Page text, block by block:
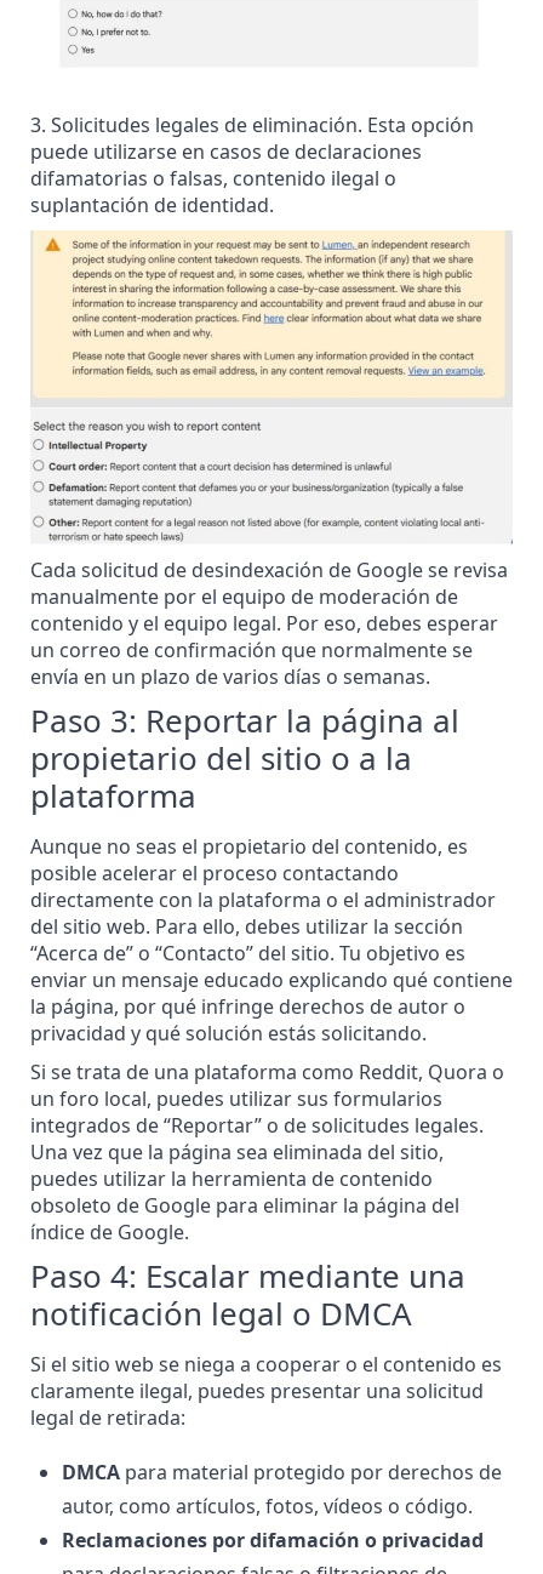
3. Solicitudes legales de eliminación. Esta opción
puede utilizarse en casos de declaraciones
difamatorias o falsas, contenido ilegal o
suplantación de identidad.
Cada solicitud de desindexación de Google se revisa
manualmente por el equipo de moderación de
contenido y el equipo legal. Por eso, debes esperar
un correo de confirmación que normalmente se
envía en un plazo de varios días o semanas.
Paso 3: Reportar la página al
propietario del sitio o a la
plataforma
Aunque no seas el propietario del contenido, es
posible acelerar el proceso contactando
directamente con la plataforma o el administrador
del sitio web. Para ello, debes utilizar la sección
“Acerca de” o “Contacto” del sitio. Tu objetivo es
enviar un mensaje educado explicando qué contiene
la página, por qué infringe derechos de autor o
privacidad y qué solución estás solicitando.
Si se trata de una plataforma como Reddit, Quora o
un foro local, puedes utilizar sus formularios
integrados de “Reportar” o de solicitudes legales.
Una vez que la página sea eliminada del sitio,
puedes utilizar la herramienta de contenido
obsoleto de Google para eliminar la página del
índice de Google.
Paso 4: Escalar mediante una
notificación legal o DMCA
Si el sitio web se niega a cooperar o el contenido es
claramente ilegal, puedes presentar una solicitud
legal de retirada:
DMCA para material protegido por derechos de
autor, como artículos, fotos, vídeos o código.
Reclamaciones por difamación o privacidad